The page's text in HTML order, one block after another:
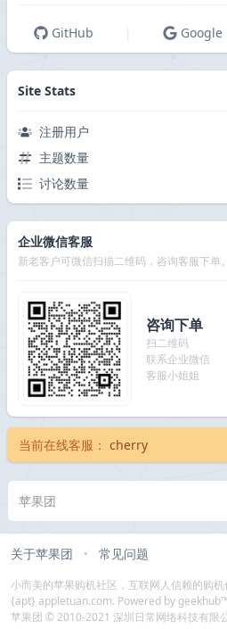
GitHub Google
Site Stats
注册用户
主题数量
讨论数量
企业微信客服
新老客户可微信扫描二维码，咨询客服下单。
咨询下单
扫二维码
联系企业微信
客服小姐姐
当前在线客服： cherry
苹果团
关于苹果团 • 常见问题
小而美的苹果购机社区，互联网人信赖的购机
{apt} appletuan.com. Powered by
苹果团 © 2010-2021 深圳日常网络科技有限